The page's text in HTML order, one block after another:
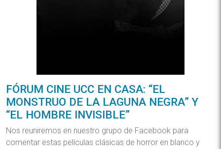
FÓRUM CINE UCC EN CASA: “EL
MONSTRUO DE LA LAGUNA NEGRA” Y
“EL HOMBRE INVISIBLE”
Nos reuniremos en nuestro grupo de Facebook para
comentar estas películas clásicas de horror en blanco y